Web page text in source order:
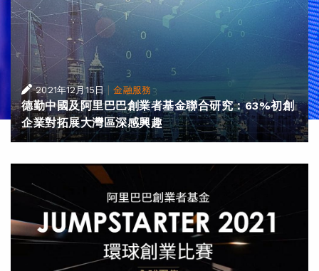
2021年12月15日 |金融服務
德勤中國及阿里巴巴創業者基金聯合研究：63%初創
企業對拓展大灣區深感興趣